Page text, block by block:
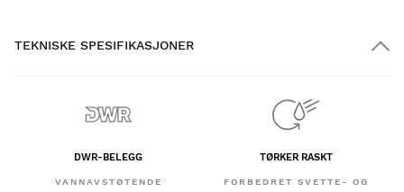
TEKNISKE SPESIFIKASJONER
DWR-BELEGG
VANNAVST​ØTENDE
TØRKER RASKT
FORBEDRET SVETTE- OG